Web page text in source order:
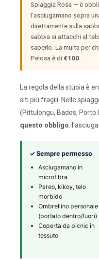
Spiaggia Rosa — è
l'asciugamano sopra
direttamente sulla
sabbia si attacchi al
saperlo. La multa per
Pelosa è di €100.
La regola della stuoia è
siti più fragili. Nelle
(Pittulongu, Bados, Porto
questo obbligo:
✓ Sempre permesso
Asciugamano in
microfibra
Pareo, kikoy, telo
morbido
Ombrellino personale
(portato dentro/fuori)
Coperta da picnic in
tessuto